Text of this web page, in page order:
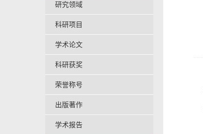
研究领域
科研项目
学术论文
科研获奖
荣誉称号
出版著作
学术报告